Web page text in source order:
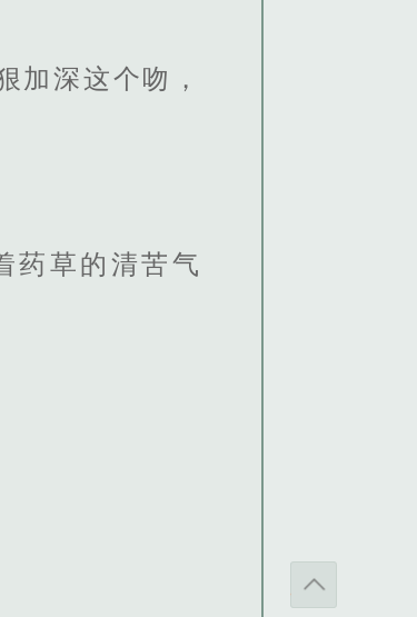
加深这个吻，
药草的清苦气